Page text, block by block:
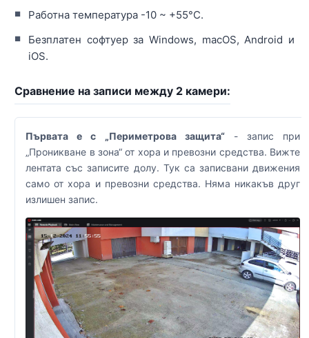
Работна температура -10 ~ +55°C.
Безплатен софтуер за Windows, macOS, Android и
iOS.
Сравнение на записи между 2 камери:
Първата е с „Периметрова защита“- запис при
„Проникване в зона“ от хора и превозни средства. Вижте
лентата със записите долу. Тук са записвани движения
само от хора и превозни средства. Няма никакъв друг
излишен запис.